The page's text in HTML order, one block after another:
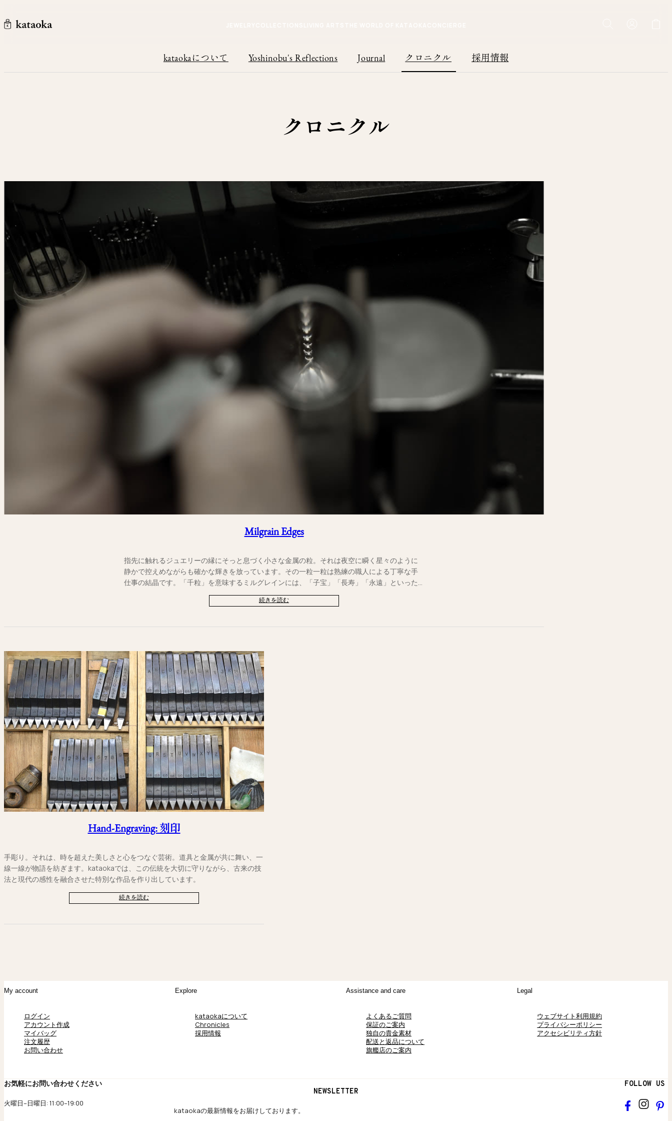
kataokaについて Yoshinobu's Reflections Journal クロニクル 採用情報
クロニクル
Milgrain Edges
指先に触れるジュエリーの縁にそっと息づく小さな金属の粒。それは夜空に瞬く星々のように
静かで控えめながらも確かな輝きを放っています。その一粒一粒は熟練の職人による丁寧な手
仕事の結晶です。「千粒」を意味するミルグレインには、「子宝」「長寿」「永遠」といった
願いが込められ、古くから多くの人々に愛され続けてきました。 kataokaのミルグレインは、
控えめでありながらも心を惹きつける佇まい。 永く身に着けるほどに愛着が深まるよう、一つ
続きを読む
Hand-Engraving: 刻印
手彫り。それは、時を超えた美しさと心をつなぐ芸術。道具と金属が共に舞い、一
線一線が物語を紡ぎます。kataokaでは、この伝統を大切に守りながら、古来の技
法と現代の感性を融合させた特別な作品を作り出しています。
続きを読む
My account
ログイン
アカウント作成
マイバッグ
注文履歴
お問い合わせ
Explore
kataokaについて
Chronicles
採用情報
Assistance and care
よくあるご質問
保証のご案内
独自の貴金素材
配送と返品について
旗艦店のご案内
Legal
ウェブサイト利用規約
プライバシーポリシー
アクセシビリティ方針
お気軽にお問い合わせください
火曜日–日曜日: 11:00–19:00
NEWSLETTER
kataokaの最新情報をお届けしております。
FOLLOW US